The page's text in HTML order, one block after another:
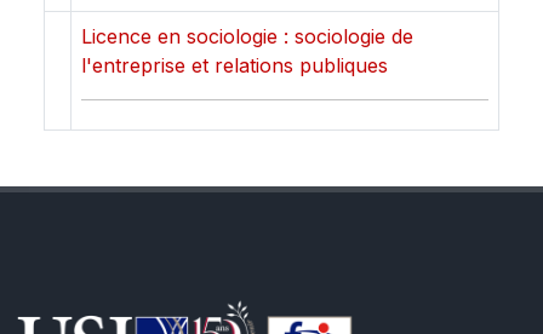
Licence en sociologie : sociologie de
l'entreprise et relations publiques